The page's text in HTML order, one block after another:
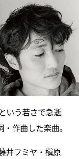
いう若さで急逝
作曲した楽曲。
井フミヤ・槇原